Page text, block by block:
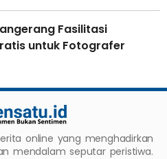
Fasilitasi
untuk Fotografer
online yang menghadirkan
mendalam seputar peristiwa.